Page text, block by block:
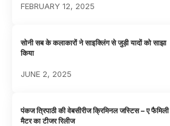
FEBRUARY 12, 2025
सोनी सब के कलाकारों ने साइक्लिंग से जुड़ी यादों को साझा
किया
JUNE 2, 2025
पंकज त्रिपाठी की वेबसीरीज क्रिमिनल जस्टिस – ए फैमिली
मैटर का टीजर रिलीज